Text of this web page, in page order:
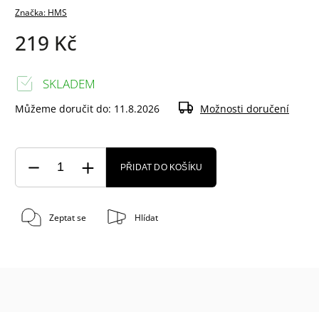
Značka: HMS
219 Kč
SKLADEM
Můžeme doručit do: 11.8.2026 Možnosti doručení
PŘIDAT DO KOŠÍKU
Zeptat se Hlídat